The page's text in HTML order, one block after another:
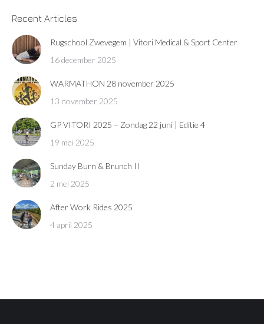
Recent Articles
Rugschool Zwevegem | Vitori Medical & Sport Center
16 december 2025
WARMATHON 28 november 2025
13 november 2025
GP VITORI 2025 – Zondag 22 juni | Editie 4
19 mei 2025
Sunday Burn & Brunch II
2 mei 2025
After Work Rides 2025
4 april 2025